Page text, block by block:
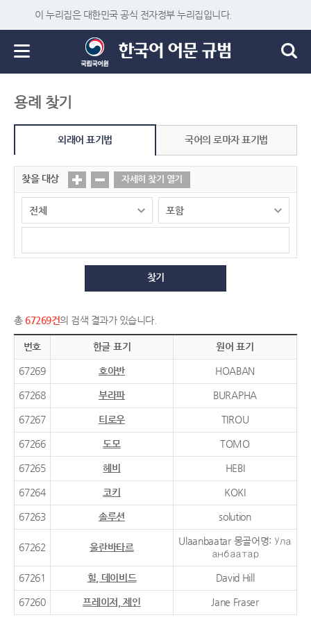
이 누리집은 대한민국 공식 전자정부 누리집입니다.
용례 찾기
외래어 표기법 국어의 로마자 표기법
찾을 대상 자세히 찾기 열기
찾기
총 67269건의 검색 결과가 있습니다.
번호 한글 표기 원어 표기
67269 호아반 HOABAN
67268 부라파 BURAPHA
67267 티로우 TIROU
67266 도모 TOMO
67265 헤비 HEBI
67264 코키 KOKI
67263 솔루션 solution
67262 울란바타르
Ulaanbaatar 몽골어명: Ула
анбаатар
67261 힐, 데이비드 David Hill
67260 프레이저, 제인 Jane Fraser